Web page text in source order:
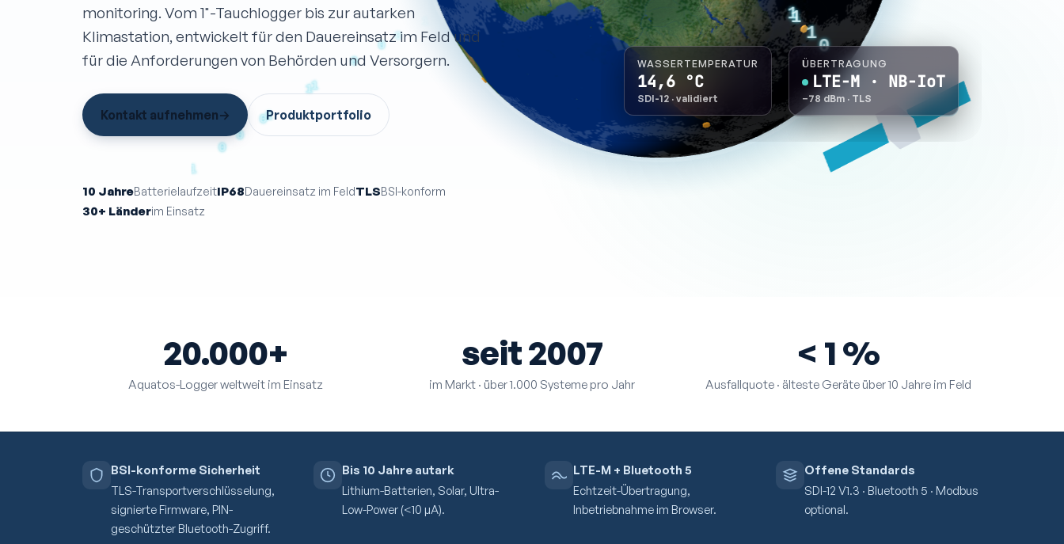
monitoring. Vom 1"-Tauchlogger bis zur autarken
Klimastation, entwickelt für den Dauer­einsatz im Feld und
für die Anforderungen von Behörden und Versorgern.
Kontakt aufnehmen→ Produktportfolio
10 JahreBatterielaufzeitIP68Dauereinsatz im FeldTLSBSI-konform
30+ Länderim Einsatz
WASSERTEMPERATUR
14,6°C
SDI-12 · validiert
ÜBERTRAGUNG
LTE-M · NB-IoT
-78 dBm· TLS
20.000+
Aquatos-Logger weltweit im Einsatz
seit 2007
im Markt · über 1.000 Systeme pro Jahr
< 1 %
Ausfallquote · älteste Geräte über 10 Jahre im Feld
BSI-konforme Sicherheit
TLS-Transportverschlüsselung,
signierte Firmware, PIN-
geschützter Bluetooth-Zugriff.
Bis 10 Jahre autark
Lithium-Batterien, Solar, Ultra-
Low-Power (<10 µA).
LTE-M + Bluetooth 5
Echtzeit-Übertragung,
Inbetriebnahme im Browser.
Offene Standards
SDI-12 V1.3 · Bluetooth 5 · Modbus
optional.